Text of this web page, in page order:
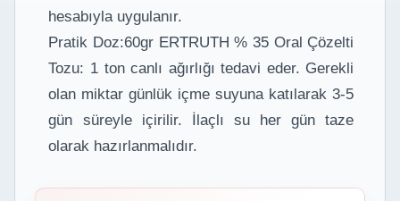
hesabıyla uygulanır.
Pratik Doz:60gr ERTRUTH % 35 Oral Çözelti
Tozu: 1 ton canlı ağırlığı tedavi eder. Gerekli
olan miktar günlük içme suyuna katılarak 3-5
gün süreyle içirilir. İlaçlı su her gün taze
olarak hazırlanmalıdır.